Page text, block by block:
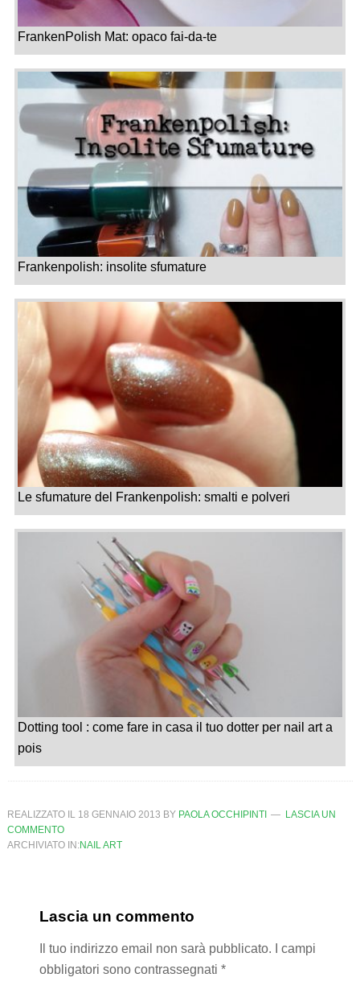
FrankenPolish Mat: opaco fai-da-te
Frankenpolish: insolite sfumature
Le sfumature del Frankenpolish: smalti e polveri
Dotting tool : come fare in casa il tuo dotter per nail art a
pois
REALIZZATO IL 18 GENNAIO 2013 BY PAOLA OCCHIPINTI
LASCIA UN
COMMENTO
ARCHIVIATO IN:NAIL ART
Lascia un commento
Il tuo indirizzo email non sarà pubblicato.
I campi
obbligatori sono contrassegnati *